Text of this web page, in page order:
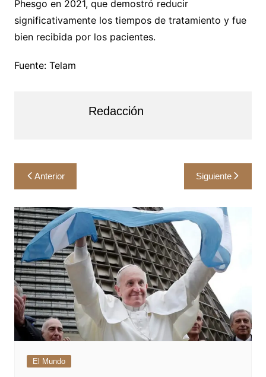
Phesgo en 2021, que demostró reducir
significativamente los tiempos de tratamiento y fue
bien recibida por los pacientes.
Fuente: Telam
Redacción
Navegación
de
entradas
Anterior Siguiente
El Mundo